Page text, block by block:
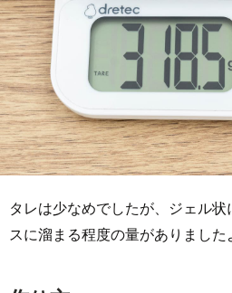
タレは少なめでしたが、ジェル
スに溜まる程度の量がありました